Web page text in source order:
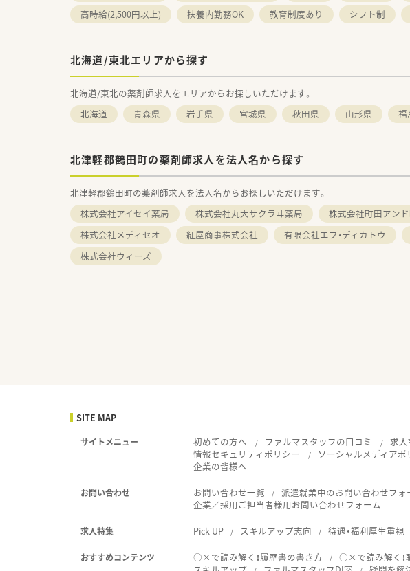
高時給(2,500円以上)
扶養内勤務OK 教育制度あり シフト制
北海道/東北エリアから探す
北海道/東北の薬剤師求人をエリアからお探しいただけます。
北海道
青森県 岩手県 宮城県 秋田県 山形県 福
北津軽郡鶴田町の薬剤師求人を法人名から探す
北津軽郡鶴田町の薬剤師求人を法人名からお探しいただけます。
株式会社アイセイ薬局
株式会社丸大サクラヰ薬局 株式会社町田アン
株式会社メディセオ
紅屋商事株式会社 有限会社エフ・ディカトウ
株式会社ウィーズ
SITE MAP
サイトメニュー 初めての方へ ファルマスタッフの口コミ 求
情報セキュリティポリシー
ソーシャルメディアポ
企業の皆様へ
お問い合わせ お問い合わせ一覧 派遣就業中のお問い合わせフォ
企業／採用ご担当者様用お問い合わせフォーム
求人特集 Pick UP スキルアップ志向 待遇・福利厚生重視
おすすめコンテンツ ○×で読み解く！履歴書の書き方 ○×で読み解く！